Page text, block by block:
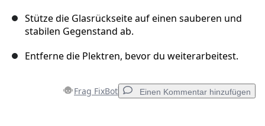
Stütze die Glasrückseite auf einen sauberen und
stabilen Gegenstand ab.
Entferne die Plektren, bevor du weiterarbeitest.
Frag FixBot Einen Kommentar hinzufügen